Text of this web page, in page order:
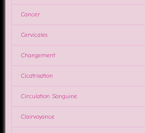
Cancer
Cervicales
Changement
Cicatrisation
Circulation Sanguine
Clairvoyance